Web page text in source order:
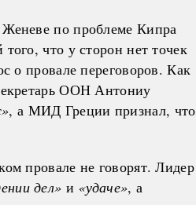
по проблеме Кипра
что у сторон нет точек
о провале переговоров. Как
ООН Антониу
, а МИД Греции признал, что
провале не говорят. Лидер
дел» и «удаче», а